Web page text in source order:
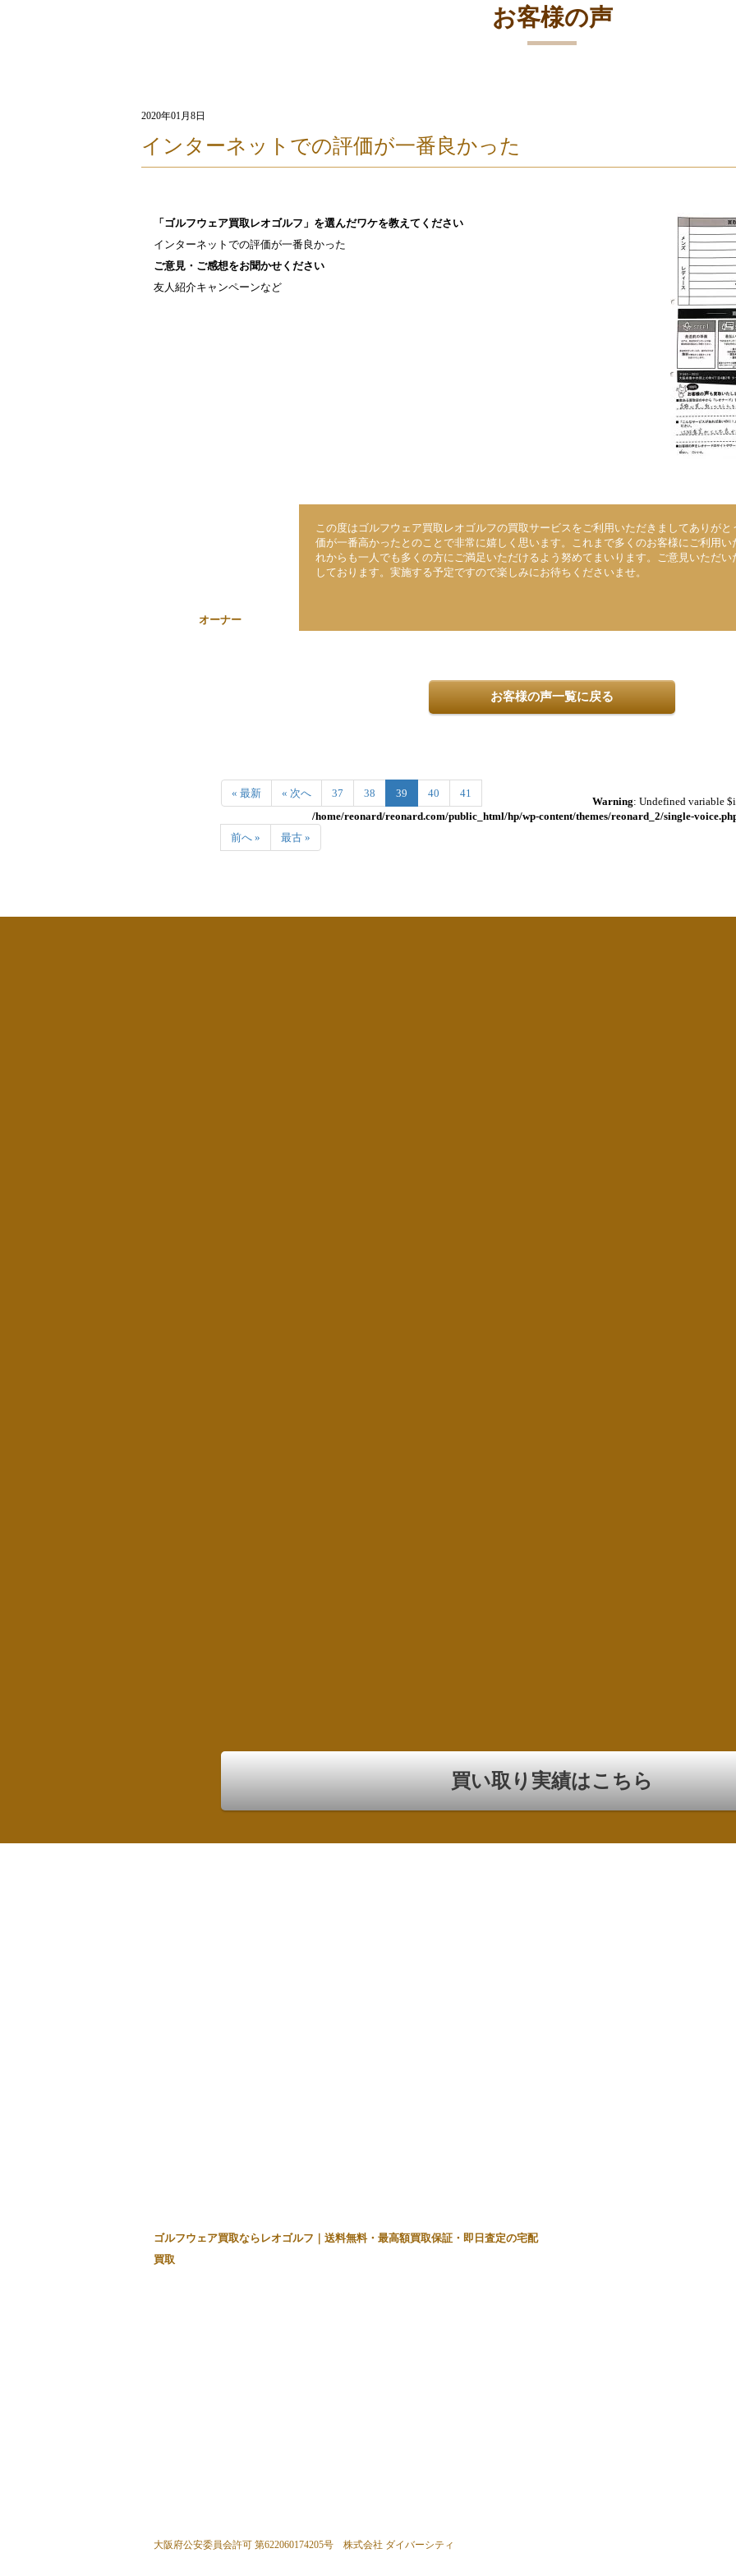
お客様の声
2020年01月8日
インターネットでの評価が一番良かった
「ゴルフウェア買取レオゴルフ」を選んだワケを教えてください
インターネットでの評価が一番良かった
ご意見・ご感想をお聞かせください
友人紹介キャンペーンなど
オーナー
この度はゴルフウェア買取レオゴルフの買取サービスをご利用いただきましてありが
価が一番高かったとのことで非常に嬉しく思います。これまで多くのお客様にご利用
れからも一人でも多くの方にご満足いただけるよう努めてまいります。ご意見いただ
しております。実施する予定ですので楽しみにお待ちくださいませ。
お客様の声一覧に戻る
« 最新 « 次へ 37 38 39 40 41
Warning: Undefined variable
/home/reonard/reonard.com/public_html/hp/wp-content/themes/reonard_2/single-
前へ »
最古 »
買い取り実績はこちら
ゴルフウェア買取ならレオゴルフ｜送料無料・最高額買取保証・即日査定の宅配
買取
大阪府公安委員会許可 第622060174205号 株式会社 ダイバーシティ